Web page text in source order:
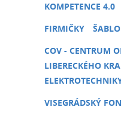
KOMPETENCE 4.0
FIRMIČKY
COV - CENTRUM
LIBERECKÉHO
VISEGRÁDSKÝ